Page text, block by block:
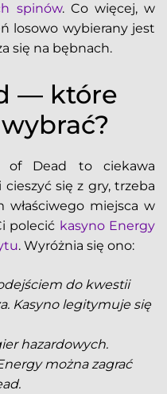
spinów. Co więcej, w
losowo wybierany jest
się na bębnach.
— które
of Dead to ciekawa
się z gry, trzeba
miejsca w
polecić kasyno Energy
. Wyróżnia się ono:
do kwestii
Kasyno legitymuje się
hazardowych.
można zagrać